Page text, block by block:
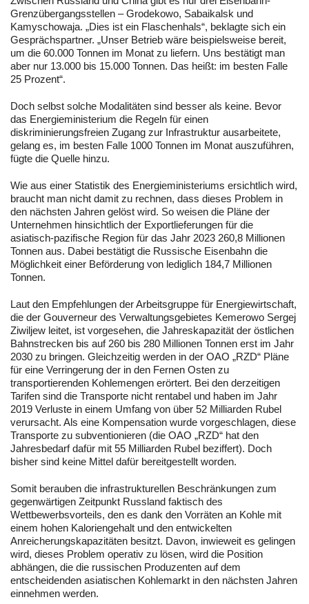
Grenzübergangsstellen – Grodekowo, Sabaikalsk und
Kamyschowaja. „Dies ist ein Flaschenhals“, beklagte sich ein
Gesprächspartner. „Unser Betrieb wäre beispielsweise bereit,
um die 60.000 Tonnen im Monat zu liefern. Uns bestätigt man
aber nur 13.000 bis 15.000 Tonnen. Das heißt: im besten Falle
25 Prozent“.
Doch selbst solche Modalitäten sind besser als keine. Bevor
das Energieministerium die Regeln für einen
diskriminierungsfreien Zugang zur Infrastruktur ausarbeitete,
gelang es, im besten Falle 1000 Tonnen im Monat auszuführen,
fügte die Quelle hinzu.
Wie aus einer Statistik des Energieministeriums ersichtlich wird,
braucht man nicht damit zu rechnen, dass dieses Problem in
den nächsten Jahren gelöst wird. So weisen die Pläne der
Unternehmen hinsichtlich der Exportlieferungen für die
asiatisch-pazifische Region für das Jahr 2023 260,8 Millionen
Tonnen aus. Dabei bestätigt die Russische Eisenbahn die
Möglichkeit einer Beförderung von lediglich 184,7 Millionen
Tonnen.
Laut den Empfehlungen der Arbeitsgruppe für Energiewirtschaft,
die der Gouverneur des Verwaltungsgebietes Kemerowo Sergej
Ziwiljew leitet, ist vorgesehen, die Jahreskapazität der östlichen
Bahnstrecken bis auf 260 bis 280 Millionen Tonnen erst im Jahr
2030 zu bringen. Gleichzeitig werden in der OAO „RZD“ Pläne
für eine Verringerung der in den Fernen Osten zu
transportierenden Kohlemengen erörtert. Bei den derzeitigen
Tarifen sind die Transporte nicht rentabel und haben im Jahr
2019 Verluste in einem Umfang von über 52 Milliarden Rubel
verursacht. Als eine Kompensation wurde vorgeschlagen, diese
Transporte zu subventionieren (die OAO „RZD“ hat den
Jahresbedarf dafür mit 55 Milliarden Rubel beziffert). Doch
bisher sind keine Mittel dafür bereitgestellt worden.
Somit berauben die infrastrukturellen Beschränkungen zum
gegenwärtigen Zeitpunkt Russland faktisch des
Wettbewerbsvorteils, den es dank den Vorräten an Kohle mit
einem hohen Kaloriengehalt und den entwickelten
Anreicherungskapazitäten besitzt. Davon, inwieweit es gelingen
wird, dieses Problem operativ zu lösen, wird die Position
abhängen, die die russischen Produzenten auf dem
entscheidenden asiatischen Kohlemarkt in den nächsten Jahren
einnehmen werden.